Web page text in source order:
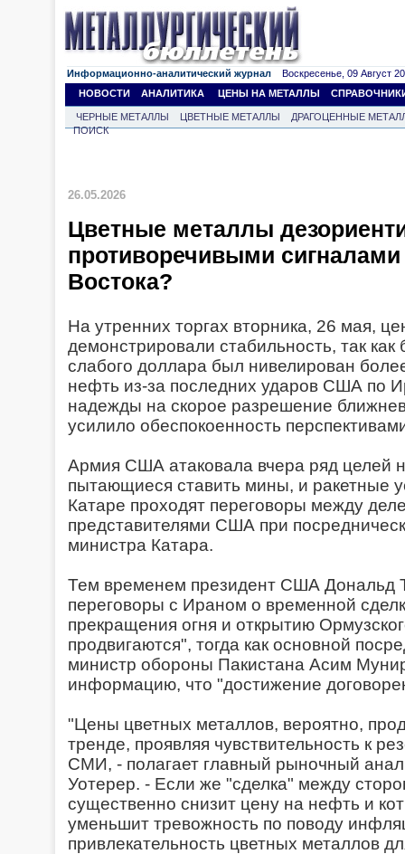
Информационно-аналитический журнал Воскресенье, 09 Август
НОВОСТИ
АНАЛИТИКА ЦЕНЫ НА МЕТАЛЛЫ
ЧЕРНЫЕ МЕТАЛЛЫ ЦВЕТНЫЕ МЕТАЛЛЫ
ДРАГОЦЕННЫЕ
ПОИСК
26.05.2026
Цветные металлы
противоречивыми
Востока?
На утренних торгах вторника, 26 мая,
демонстрировали стабильность, так
слабого доллара был нивелирован
нефть из-за последних ударов США по
надежды на скорое разрешение
усилило обеспокоенность
Армия США атаковала вчера ряд целей
пытающиеся ставить мины, и ракетные
Катаре проходят переговоры между
представителями США при
министра Катара.
Тем временем президент США Дональд
переговоры с Ираном о временной
прекращения огня и открытию
продвигаются", тогда как основной
министр обороны Пакистана Асим
информацию, что "достижение
"Цены цветных металлов, вероятно,
тренде, проявляя чувствительность к
СМИ, - полагает главный рыночный
Уотерер. - Если же "сделка" между
существенно снизит цену на нефть и
уменьшит тревожность по поводу
привлекательность цветных металлов